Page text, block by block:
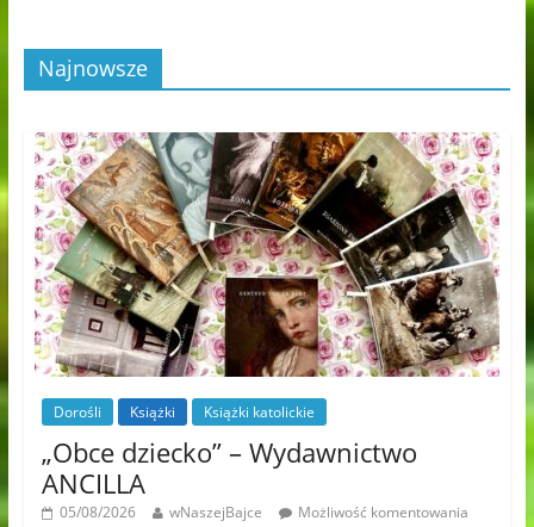
Najnowsze
Dorośli Książki Książki katolickie
„Obce dziecko” – Wydawnictwo
ANCILLA
05/08/2026 wNaszejBajce
Możliwość komentowania